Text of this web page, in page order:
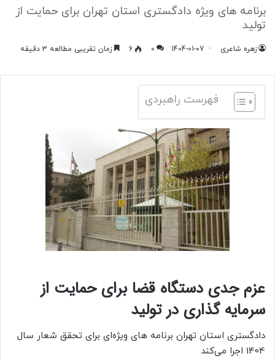
برنامه های ویژه دادگستری استان تهران برای حمایت از
تولید
زهره شاعری 1404-01-07
0
6 زمان تقریبی مطالعه 3 دقیقه
فهرست راهبردی
عزم جدی دستگاه قضا برای حمایت از
سرمایه گذاری در تولید
دادگستری استان تهران برنامه های ویژه‌ای برای تحقق شعار سال
1404 اجرا می‌کند